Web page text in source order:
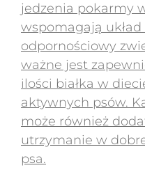
jedzenia pokarmy
wspomagają
odpornościowy
ważne jest
ilości białka w
aktywnych psów.
może również
utrzymanie w
psa.